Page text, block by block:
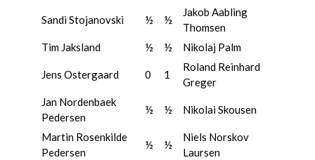
Sandi Stojanovski ½ ½
Jakob Aabling
Thomsen
Tim Jaksland
½ ½ Nikolaj Palm
Jens Ostergaard 0 1
Roland Reinhard
Greger
Jan Nordenbaek
Pedersen
½ ½ Nikolai Skousen
Martin Rosenkilde
Pedersen
½ ½
Niels Norskov
Laursen